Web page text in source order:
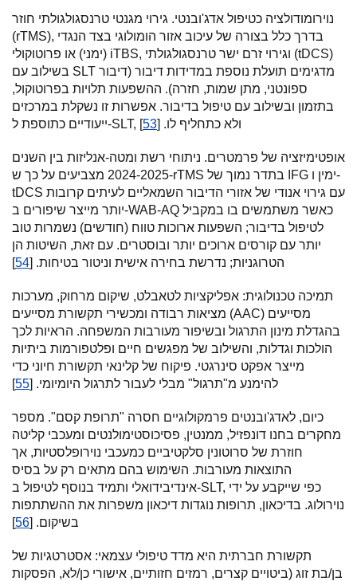
נוירומודולציה כטיפול אדג'ובנטי. גירוי מגנטי טרנסגולגולתי חוזר
(rTMS), בדרך כלל בצורה של עיכוב אזור הומולוגי בצד הנגדי
(ימני) או פרוטוקולי iTBS, וגירוי זרם ישר טרנסגולגולתי (tDCS)
בשילוב עם SLT מדגימים תועלת נוספת במדידות דיבור (דיבור
ספונטני, מתן שמות, חזרה). ההשפעות תלויות בפרוטוקול,
בתזמון ובשילוב עם טיפול בדיבור. אפשרות זו נשקלת במרכזים
ייעודיים כתוספת ל-SLT, ולא כתחליף לו. [53
]
אופטימיזציה של פרמטרים. ניתוחי רשת ומטה-אנליזות בין השנים
2024-2025 מצביעים על כך ש-rTMS בתדר נמוך של IFG ימין ו-
tDCS עם גירוי אנודי של אזורי הדיבור השמאליים לעיתים קרובות
יותר מייצר שיפורים ב-WAB-AQ כאשר משתמשים בו במקביל
לטיפול בדיבור; השפעות ארוכות טווח (חודשים) נשמרות טוב
יותר עם קורסים ארוכים יותר ובוסטרים. עם זאת, השיטות הן
הטרוגניות; נדרשת בחירה אישית וניטור בטיחות. [54
]
תמיכה טכנולוגית: אפליקציות לטאבלט, שיקום מרחוק, מערכות
מציאות רבודה ומכשירי תקשורת מסייעים (AAC) מסייעים
בהגדלת מינון התרגול ובשיפור מעורבות המשפחה. הראיות לכך
הולכות וגדלות, והשילוב של מפגשים חיים ופלטפורמות ביתיות
מייצר אפקט סינרגטי. פיקוח של קלינאי תקשורת חיוני כדי
להימנע מ"תרגול" מבלי לעבור לתרגול היומיומי. [55
]
כיום, לאדג'ובנטים פרמקולוגיים חסרה "תרופת קסם". מספר
מחקרים בחנו דונפזיל, ממנטין, פסיכוסטימולנטים ומעכבי קליטה
חוזרת של סרוטונין סלקטיביים כמעכבי נוירופלסטיות, אך
התוצאות מעורבות. השימוש בהם מתאים רק על בסיס
אינדיבידואלי ותמיד בנוסף לטיפול ב-SLT, כפי שייקבע על ידי
נוירולוג. בדיכאון, תרופות נוגדות דיכאון משפרות את ההשתתפות
בשיקום. [56
]
תקשורת חברתית היא מדד טיפולי עצמאי: אסטרטגיות של
בן/בת זוג (ביטויים קצרים, רמזים חזותיים, אישורי כן/לא, הפסקות